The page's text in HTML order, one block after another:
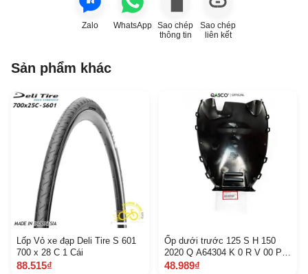
Zalo WhatsApp Sao chép
thông tin
Sao chép
liên kết
Sản phẩm khác
Lốp Vỏ xe đạp Deli Tire S 601
700 x 28 C 1 Cái
88.515₫
Ốp dưới trước 125 S H 150
2020 Q A64304 K 0 R V 00 P 1
A
48.989₫